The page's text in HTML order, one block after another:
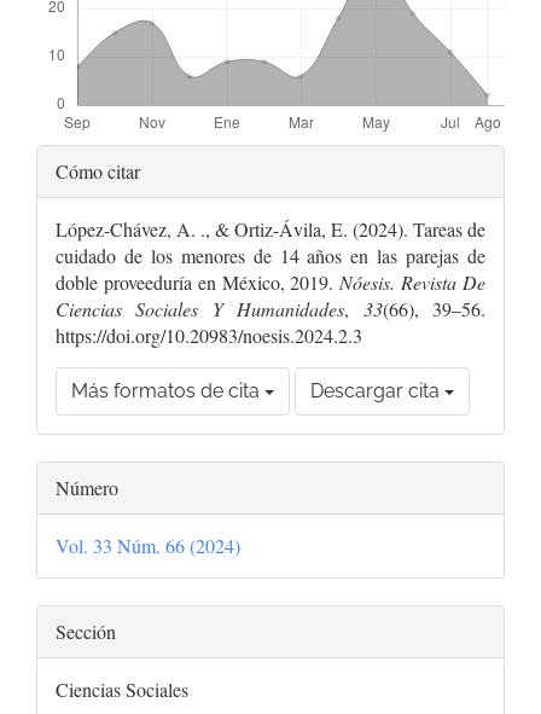
Detalles
del
artículo
Cómo citar
López-Chávez, A. ., & Ortiz-Ávila, E. (2024). Tareas de
cuidado de los menores de 14 años en las parejas de
doble proveeduría en México, 2019. Nóesis. Revista De
Ciencias Sociales Y Humanidades, 33(66), 39–56.
https://doi.org/10.20983/noesis.2024.2.3
Más formatos de cita Descargar cita
Número
Vol. 33 Núm. 66 (2024)
Sección
Ciencias Sociales